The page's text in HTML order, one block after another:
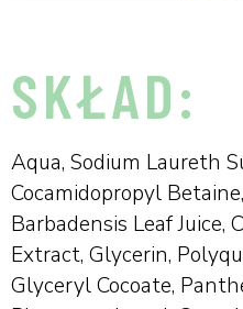
SKŁAD:
Aqua, Sodium Laureth
Cocamidopropyl
Barbadensis Leaf
Extract, Glycerin,
Glyceryl Cocoate,